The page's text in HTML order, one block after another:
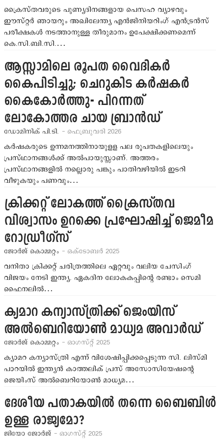
ക്രൈസ്തവരുടെ പുണ്യദിനങ്ങളായ പെസഹ വ്യാഴവും
ഈസ്റ്റര്‍ ഞായറും അഖിലേന്ത്യ എന്‍ജിനിയറിംഗ് എന്‍ട്രന്‍സ്
പരീക്ഷകള്‍ നടത്താനുള്ള തീരുമാനം ഉപേക്ഷിക്കണമെന്ന്
കെ.സി.ബി.സി.…
ആസ്സാമിലെ രൂപത വൈദികര്‍
കൈപിടിച്ചു; ചെറുകിട കര്‍ഷകര്‍
കൈകോര്‍ത്തു- പിറന്നത്
ലോകോത്തര ചായ ബ്രാന്‍ഡ്
ഡോമിനിക് പി.ടി. - ഫെബ്രുവരി 2026
കര്‍ഷകരുടെ ഉന്നമനത്തിനായുളള പല രൂപതകളിലെയും
പ്രസ്ഥാനങ്ങള്‍ക്ക് അല്‍പായുസ്സാണ്. അത്തരം
പ്രസ്ഥാനങ്ങളില്‍ നല്ലൊരു പങ്കും പാതിവഴിയില്‍ ഇടറി
വീഴുകയും പണവും…
ക്രിക്കറ്റ് ലോകത്ത് ക്രൈസ്തവ
വിശ്വാസം ഉറക്കെ പ്രഘോഷിച്ച് ജെമീമ
റോഡ്രീഗ്സ്
ജോര്‍ജ് കൊമ്മറ്റം - ഒക്ടോബര്‍ 2025
വനിതാ ക്രിക്കറ്റ് ചരിത്രത്തിലെ ഏറ്റവും വലിയ ചേസിംഗ്
വിജയം നേടി ഇന്ത്യ. ഏകദിന ലോകകപ്പിന്‍റെ രണ്ടാം സെമി
ഫൈനലില്‍…
ക്യമാറ കന്യാസ്ത്രിക്ക് ജെംയിസ്
അല്‍ബെറിയോണ്‍ മാധ്യമ അവാര്‍ഡ്
ജോര്‍ജ് കൊമ്മറ്റം - ഓഗസ്റ്റ് 2025
ക്യാമറ കന്യാസ്ത്രി എന്ന് വിശേഷിപ്പിക്കപ്പെടുന്ന സി. ലിസ്മി
പാറയില്‍ ഇന്ത്യന്‍ കാത്തലിക് പ്രസ് അസോസിയേഷന്റെ
ജെയിംസ് അല്‍ബെറിയോണ്‍ മാധ്യമ…
ദേശീയ പതാകയില്‍ തന്നെ ബൈബിള്‍
ഉള്ള രാജ്യമോ?
ജിയോ ജോര്‍ജ് - ഓഗസ്റ്റ് 2025